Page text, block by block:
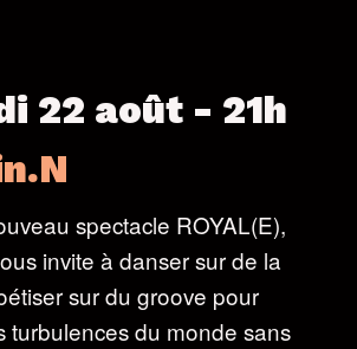
22 août - 21h
spectacle ROYAL(E),
invite à danser sur de la
sur du groove pour
turbulences du monde sans